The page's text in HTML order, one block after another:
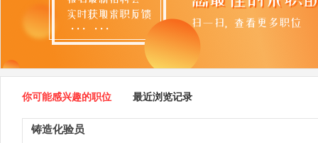
你可能感兴趣的职位 最近浏览记录
铸造化验员